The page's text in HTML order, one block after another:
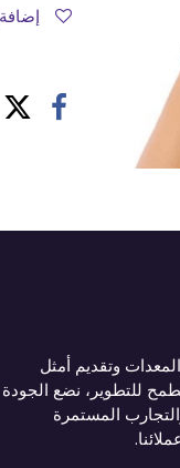
وتقديم أمثل
للتطوير، نضع الجودة
المستمرة